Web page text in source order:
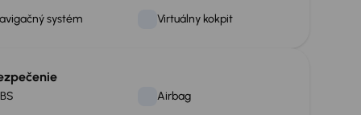
systém Virtuálny kokpit
Airbag